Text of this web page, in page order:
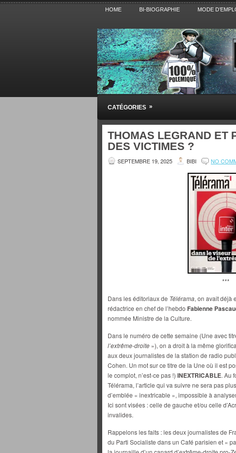
HOME BI-BIOGRAPHIE MODE
Pensez BiBi
Blog polémique sur l'Actualité, la Culture,
CATÉGORIES »
THOMAS LEGRAND ET
DES VICTIMES ?
SEPTEMBRE 19, 2025 BIBI NO
***
Dans les éditoriaux de Télérama, on avait déjà
rédactrice en chef de l’hebdo Fabienne
nommée Ministre de la Culture.
Dans le numéro de cette semaine (Une avec
l’extrême-droite »), on a droit à la même
aux deux journalistes de la station de radio
Cohen. Un mot sur ce titre de la Une où il est
le complot, n’est-ce pas !) INEXTRICABLE. Au
Télérama, l’article qui va suivre ne sera pas
d’emblée « inextricable », impossible à
Ici sont visées : celle de gauche et/ou celle
invalides.
Rappelons les faits : les deux journalistes de
du Parti Socialiste dans un Café parisien et «